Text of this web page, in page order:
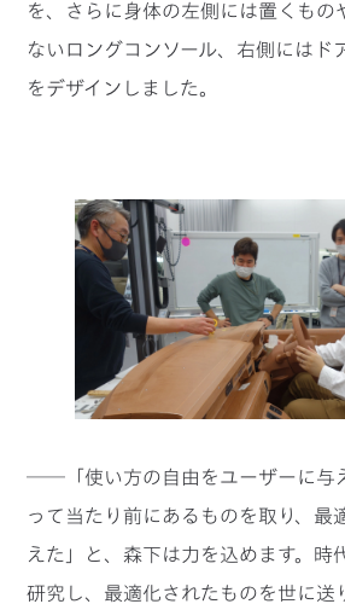
を、さらに身体の左側には置くもの
ないロングコンソール、右側にはド
をデザインしました。
──「使い方の自由をユーザーに与
って当たり前にあるものを取り、最
えた」と、森下は力を込めます。時
研究し、最適化されたものを世に送